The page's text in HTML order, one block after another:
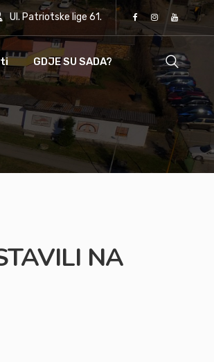
Ul. Patriotske lige 61.
GDJE SU SADA?
NA